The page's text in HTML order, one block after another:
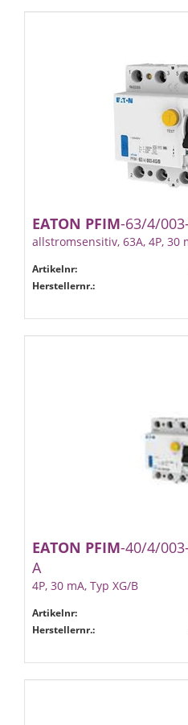
EATON PFIM-63/4/
allstromsensitiv, 63A, 4P, 30
Artikelnr:
Herstellernr.:
EATON PFIM-40/4/
A
4P, 30 mA, Typ XG/B
Artikelnr:
Herstellernr.: